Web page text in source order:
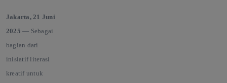
Jakarta, 21 Juni
2025 — Sebagai
bagian dari
inisiatif literasi
kreatif untuk